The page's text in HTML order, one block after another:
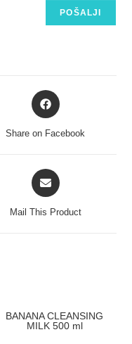
Share on Facebook
Mail This Product